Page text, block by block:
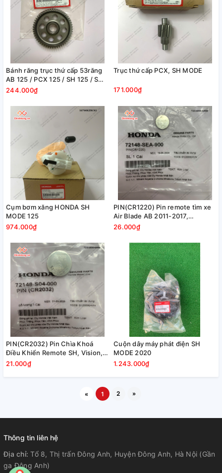
Bánh răng trục thứ cấp 53răng
AB 125 / PCX 125 / SH 125 / SH
MODE
244.000₫
Trục thứ cấp PCX, SH MODE
171.000₫
Cụm bơm xăng HONDA SH
MODE 125
974.000₫
PIN(CR1220) Pin remote tìm xe
Air Blade AB 2011-2017,
SHmode 2013-2018, SH 2013-
26.000₫
PIN(CR2032) Pin Chìa Khoá
Điều Khiển Remote SH, Vision,
Air Blade, Lead, SH Mode, PCX
21.000₫
Cuộn dây máy phát điện SH
MODE 2020
1.243.000₫
« 1 2 »
Thông tin liên hệ
Địa chỉ:Tổ 8, Thị trấn Đông Anh, Huyện Đông Anh, Hà Nội (Gần
ga Đông Anh)